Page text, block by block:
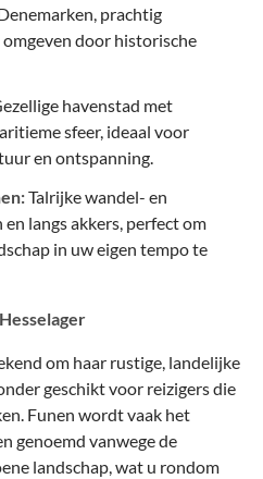
prachtig
door historische
havenstad met
sfeer, ideaal voor
en ontspanning.
Talrijke wandel- en
langs akkers, perfect om
in uw eigen tempo te
om haar rustige, landelijke
geschikt voor reizigers die
Funen wordt vaak het
genoemd vanwege de
landschap, wat u rondom